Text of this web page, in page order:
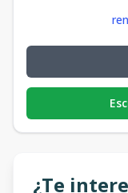
¿Te